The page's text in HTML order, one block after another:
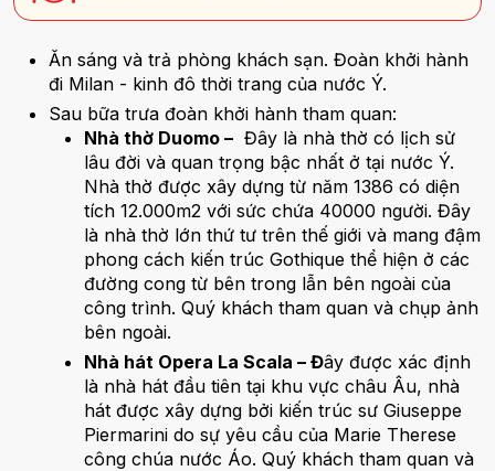
Ăn sáng và trả phòng khách sạn. Đoàn khởi hành
đi Milan - kinh đô thời trang của nước Ý.
Sau bữa trưa đoàn khởi hành tham quan:
Nhà thờ Duomo – Đây là nhà thờ có lịch sử
lâu đời và quan trọng bậc nhất ở tại nước Ý.
Nhà thờ được xây dựng từ năm 1386 có diện
tích 12.000m2 với sức chứa 40000 người. Đây
là nhà thờ lớn thứ tư trên thế giới và mang đậm
phong cách kiến trúc Gothique thể hiện ở các
đường cong từ bên trong lẫn bên ngoài của
công trình. Quý khách tham quan và chụp ảnh
bên ngoài.
Nhà hát Opera La Scala – Đây được xác định
là nhà hát đầu tiên tại khu vực châu Âu, nhà
hát được xây dựng bởi kiến trúc sư Giuseppe
Piermarini do sự yêu cầu của Marie Therese
công chúa nước Áo. Quý khách tham quan và